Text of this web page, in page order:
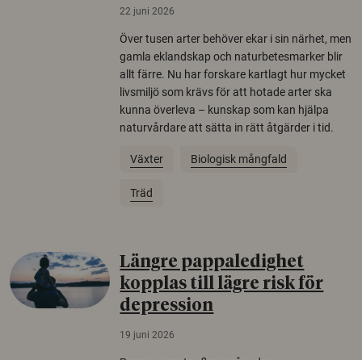
22 juni 2026
Över tusen arter behöver ekar i sin närhet, men
gamla eklandskap och naturbetesmarker blir
allt färre. Nu har forskare kartlagt hur mycket
livsmiljö som krävs för att hotade arter ska
kunna överleva – kunskap som kan hjälpa
naturvårdare att sätta in rätt åtgärder i tid.
Växter Biologisk mångfald
Träd
Längre pappaledighet
kopplas till lägre risk för
depression
19 juni 2026